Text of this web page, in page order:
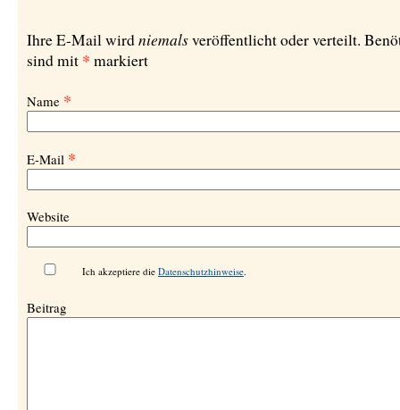
Ihre E-Mail wirdniemalsveröffentlicht oder verteilt.
sind mit * markiert
Name *
E-Mail *
Website
Ich akzeptiere die Datenschutzhinweise.
Beitrag